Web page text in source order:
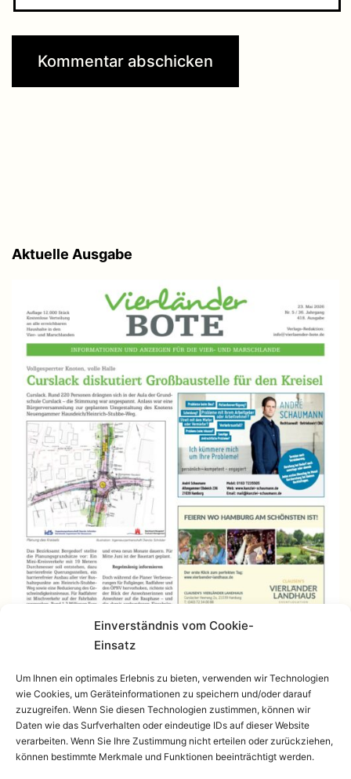
Einverständnis vom Cookie-
Einsatz
Um Ihnen ein optimales Erlebnis zu bieten, verwenden wir Technologien
wie Cookies, um Geräteinformationen zu speichern und/oder darauf
zuzugreifen. Wenn Sie diesen Technologien zustimmen, können wir
Daten wie das Surfverhalten oder eindeutige IDs auf dieser Website
verarbeiten. Wenn Sie Ihre Zustimmung nicht erteilen oder zurückziehen,
können bestimmte Merkmale und Funktionen beeinträchtigt werden.
Aktuelle Ausgabe